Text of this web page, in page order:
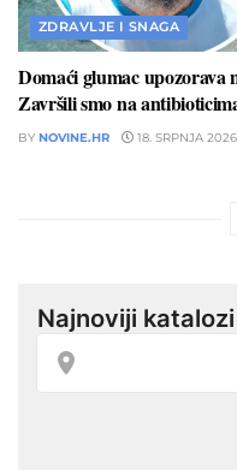
ZDRAVLJE I SNAGA
Domaći glumac upozorava
Završili smo na
BY NOVINE.HR 18. SRPNJA 2026.